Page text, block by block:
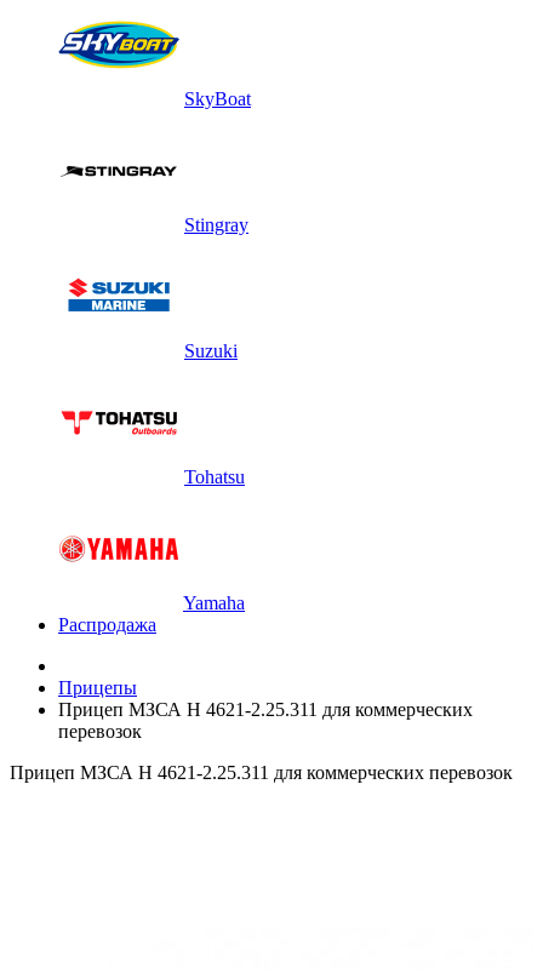
SkyBoat
Stingray
Suzuki
Tohatsu
Yamaha
Распродажа
Прицепы
Прицеп МЗСА H 4621-2.25.311 для коммерческих
перевозок
Прицеп МЗСА H 4621-2.25.311 для коммерческих перевозок